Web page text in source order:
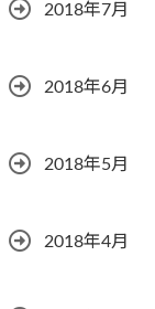
2018年7月
2018年6月
2018年5月
2018年4月